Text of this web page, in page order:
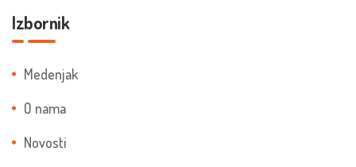
Izbornik
Medenjak
O nama
Novosti